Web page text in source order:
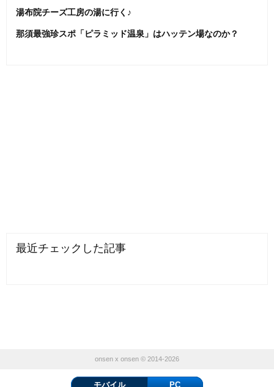
湯布院チーズ工房の湯に行く♪
那須最強珍スポ「ピラミッド温泉」はハッテン場なのか？
最近チェックした記事
onsen x onsen © 2014-2026
モバイル PC